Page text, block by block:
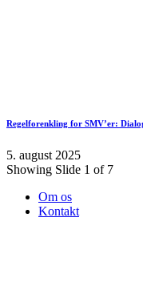
Regelforenkling for SMV’er:
5. august 2025
Showing Slide 1 of 7
Om os
Kontakt